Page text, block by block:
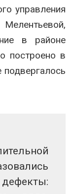
управления
в районе
построено в
подвергалось